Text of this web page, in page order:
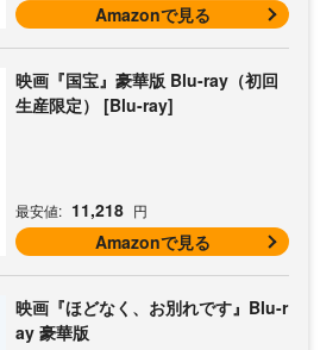
Amazonで見る
映画『国宝』豪華版 Blu-ray（初回
生産限定） [Blu-ray]
最安値: 11,218 円
Amazonで見る
映画『ほどなく、お別れです』Blu-r
ay 豪華版